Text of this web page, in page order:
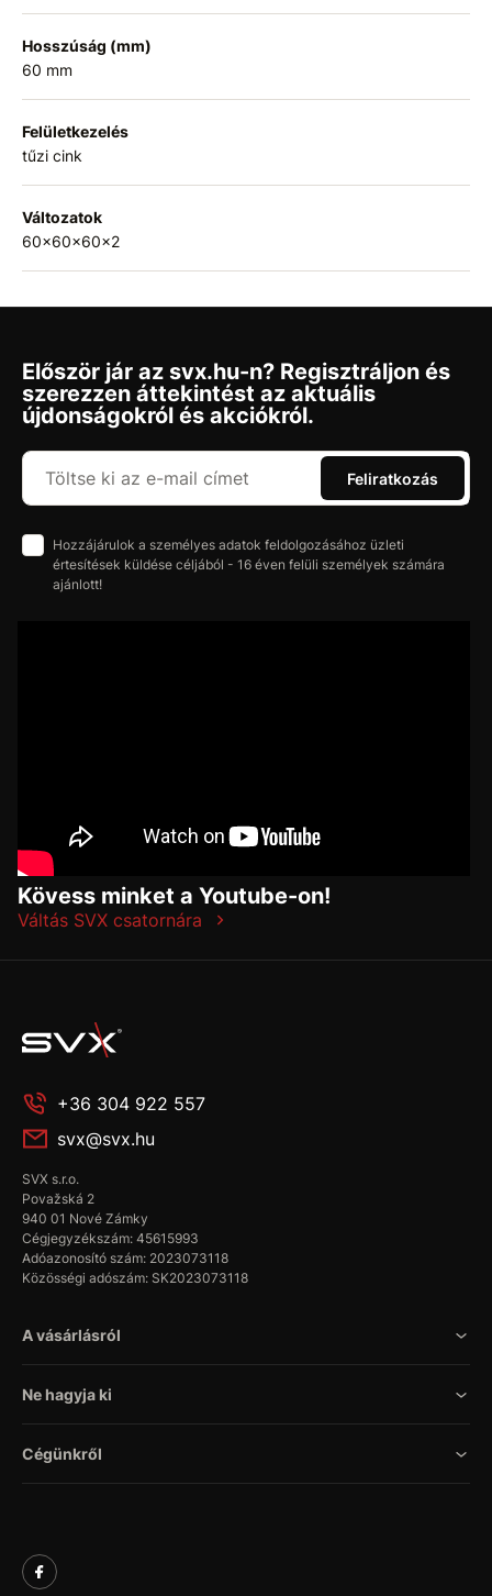
Hosszúság (mm)
60 mm
Felületkezelés
tűzi cink
Változatok
60x60x60x2
Először jár az svx.hu-n? Regisztráljon és
szerezzen áttekintést az aktuális
újdonságokról és akciókról.
Feliratkozás
Hozzájárulok a személyes adatok feldolgozásához üzleti
értesítések küldése céljából - 16 éven felüli személyek számára
ajánlott!
Kövess minket a Youtube-on!
Váltás SVX csatornára
+36 304 922 557
svx@svx.hu
SVX s.r.o.
Považská 2
940 01 Nové Zámky
Cégjegyzékszám: 45615993
Adóazonosító szám: 2023073118
Közösségi adószám: SK2023073118
A vásárlásról
Ne hagyja ki
Cégünkről